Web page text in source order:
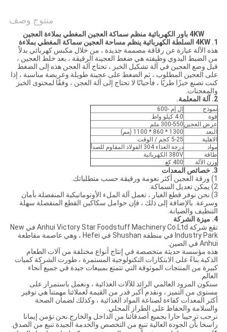
منتوج وصف
4KW باور الكهربائية منظم سماكة العجين المغطي بملاءة العجين
1. 4KW السلطة الكهربائية ينظم مساحة العجين سماكة المغطي بملاءة
هذه الآلة عبارة عن رقاقة مصممة جديدة ، من خلال مكبس كهربائي بدلاً
من الضبط اليدوي.وظيفته هي ضغط العجينة الرقيقة ، بعد خلط العجين ،
قبل وضع العجين في آلة تشكيل الخبز ، تحتاج آلة العجن هذه إلى الضغط
على العجين المطلوب ، ثم الضغط على عجينة طويلة وعريضة مناسبة ، إذا
كنت تصنع خبزًا طريًا ، فأحيانًا لا تحتاج إلى آلة العجن ، وفقًا لمحتوى الخبز
والمعجنات.
2. آلة المعلمة.
نموذج
إل إم -600
قوة
4.0 كيلو واط
عرض العجين 300-550 ملم
البعد
1300 * 860 * 1100 (مم)
الاهلية
5-25 كجم / الوقت
مواد
درجة الغذاء 304 الفولاذ المقاوم للصدأ
طاقة
380V الكهربائية
وزن الآلة
400 كغ
3. خصائص المعدات
1) ورقة العجين أكثر نعومة ورقيقة حسب متطلباتك.
2) يمكن تعديل السماكة.
3) نحن نوفر قطع الغيار ، تعمل آلة الملء الأوتوماتيكية المنفصلة بأمان
وسرعة. بالإضافة إلى ذلك ، فإن حوامل سكاكين القطع المنفصلة سهلة
التنظيف والصيانة.
4. ميزة الشركة
تقع شركة Anhui Victory Star Foodstuff Machinery Co.Ltd في New
Industry Park في منطقة Shushan في Hefei ، وهي عاصمة مقاطعة
Anhui في الصين.
هذه مؤسسة حديثة متخصصة في إنتاج أنواع مختلفة من آلات الطعام
الذكية.بناءً على الابتكارات التكنولوجية المستمرة ، طورت الشركة كميات
كبيرة من المنتجات الموثوقة التي تتمتع بمبيعات جيدة في جميع أنحاء
العالم.
سنكون المزود العالمي الرائد للآلات الغذائية ، ونعمل باستمرار على
مستوى من التميز ، ونقدم أكبر قدر من القيمة لعملائنا.مهمتنا هي توفير
أكثر المعدات كفاءة لصناعة المواد الغذائية ، وكذلك لضمان الصحة
والسلامة والحفاظ على الطراز المحلي.
نرحب ترحيبا حارا بجميع أصدقائنا من الداخل والخارج.نحن نؤمن إيمانا
راسخا بأن الجودة العالية تنبع من التخصص والخدمة الجيدة تنبع من الصدق.